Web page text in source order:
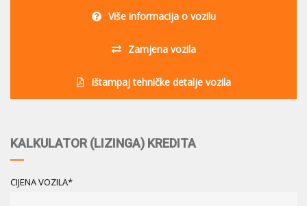
Više informacija o vozilu
Zamjena vozila
Ištampaj tehničke detalje vozila
KALKULATOR (LIZINGA) KREDITA
CIJENA VOZILA*